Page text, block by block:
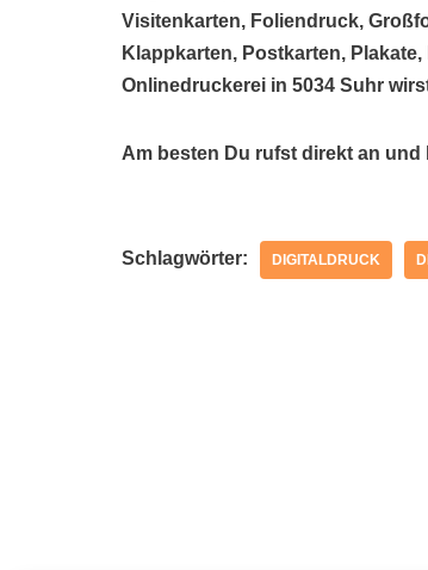
Visitenkarten, Foliendruck,
Klappkarten, Postkarten,
Onlinedruckerei in 5034 Suhr
Am besten Du rufst direkt an und
Schlagwörter: DIGITALDRUCK